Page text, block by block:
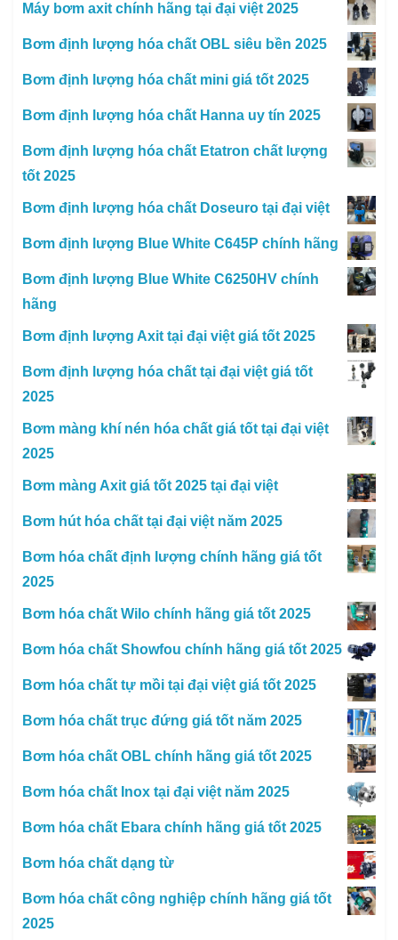
Máy bơm axit chính hãng tại đại việt 2025
Bơm định lượng hóa chất OBL siêu bền 2025
Bơm định lượng hóa chất mini giá tốt 2025
Bơm định lượng hóa chất Hanna uy tín 2025
Bơm định lượng hóa chất Etatron chất lượng
tốt 2025
Bơm định lượng hóa chất Doseuro tại đại việt
Bơm định lượng Blue White C645P chính hãng
Bơm định lượng Blue White C6250HV chính
hãng
Bơm định lượng Axit tại đại việt giá tốt 2025
Bơm định lượng hóa chất tại đại việt giá tốt
2025
Bơm màng khí nén hóa chất giá tốt tại đại việt
2025
Bơm màng Axit giá tốt 2025 tại đại việt
Bơm hút hóa chất tại đại việt năm 2025
Bơm hóa chất định lượng chính hãng giá tốt
2025
Bơm hóa chất Wilo chính hãng giá tốt 2025
Bơm hóa chất Showfou chính hãng giá tốt 2025
Bơm hóa chất tự mồi tại đại việt giá tốt 2025
Bơm hóa chất trục đứng giá tốt năm 2025
Bơm hóa chất OBL chính hãng giá tốt 2025
Bơm hóa chất Inox tại đại việt năm 2025
Bơm hóa chất Ebara chính hãng giá tốt 2025
Bơm hóa chất dạng từ
Bơm hóa chất công nghiệp chính hãng giá tốt
2025